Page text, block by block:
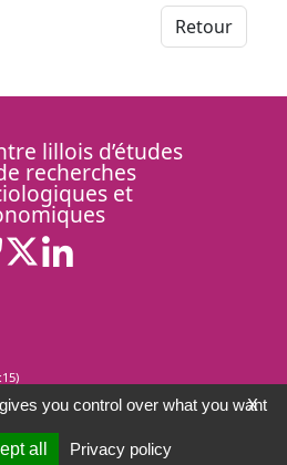
Retour
lillois d’études
recherches
et
Bluesky ( Nouvelle fenêtre)
X ( Nouvelle fenêtre)
X
you control over what you want
all
Privacy policy